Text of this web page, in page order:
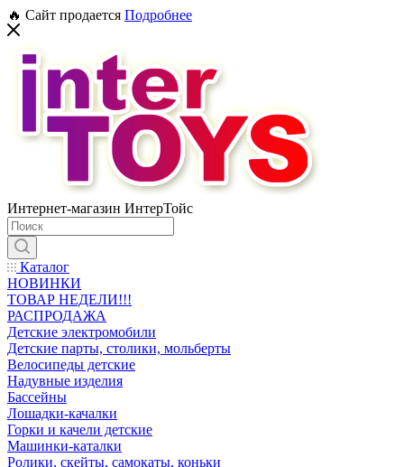
🔥 Сайт продается Подробнее
Интернет-магазин ИнтерТойс
Каталог
НОВИНКИ
ТОВАР НЕДЕЛИ!!!
РАСПРОДАЖА
Детские электромобили
Детские парты, столики, мольберты
Велосипеды детские
Надувные изделия
Бассейны
Лошадки-качалки
Горки и качели детские
Машинки-каталки
Ролики, скейты, самокаты, коньки